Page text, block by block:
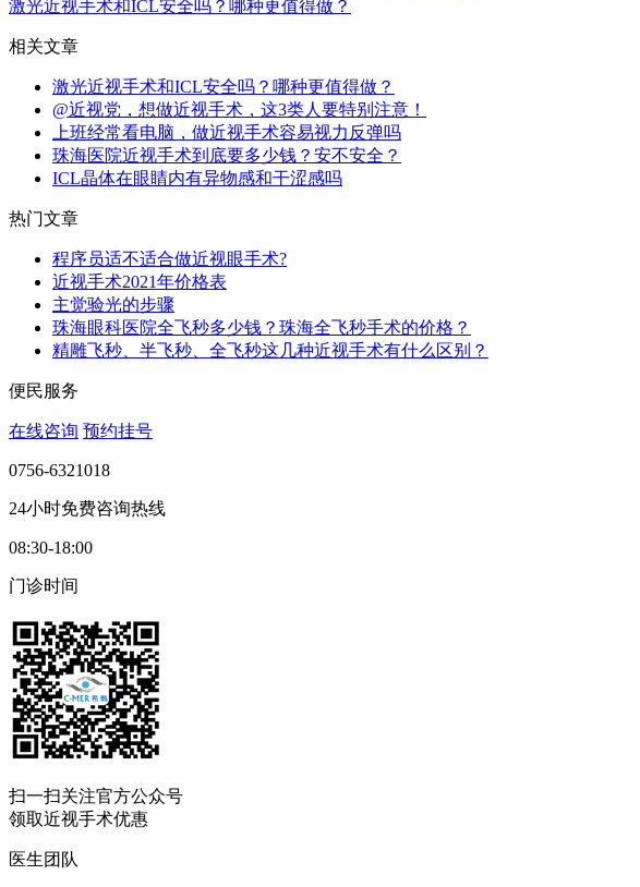
激光近视手术和ICL安全吗？哪种更值得做？
相关文章
激光近视手术和ICL安全吗？哪种更值得做？
@近视党，想做近视手术，这3类人要特别注意！
上班经常看电脑，做近视手术容易视力反弹吗
珠海医院近视手术到底要多少钱？安不安全？
ICL晶体在眼睛内有异物感和干涩感吗
热门文章
程序员适不适合做近视眼手术?
近视手术2021年价格表
主觉验光的步骤
珠海眼科医院全飞秒多少钱？珠海全飞秒手术的价格？
精雕飞秒、半飞秒、全飞秒这几种近视手术有什么区别？
便民服务
在线咨询 预约挂号
0756-6321018
24小时免费咨询热线
08:30-18:00
门诊时间
扫一扫关注官方公众号
领取近视手术优惠
医生团队